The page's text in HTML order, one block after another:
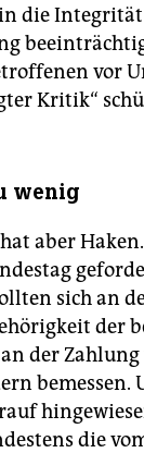
die
vor
Kritik“
wenig
aber
sich an
der
der Zahlung
bemessen.
die